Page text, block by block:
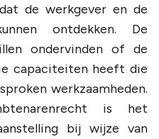
de werkgever en de
ontdekken. De
ondervinden of de
capaciteiten heeft die
werkzaamheden.
is het
bij wijze van